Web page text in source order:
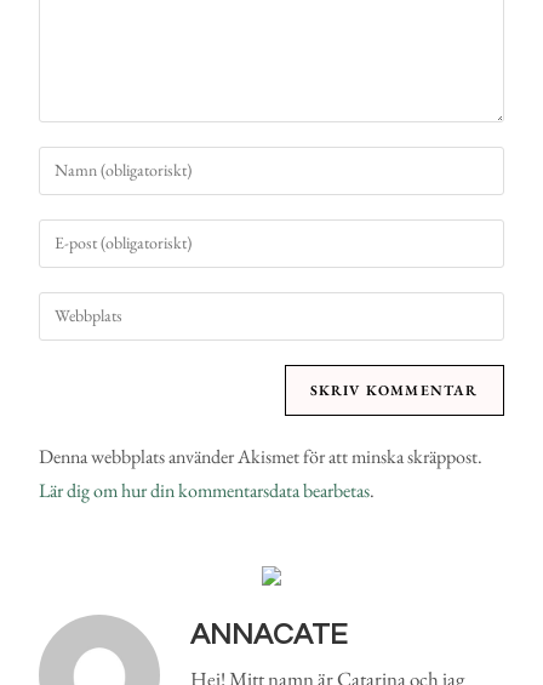
Denna webbplats använder Akismet för att minska skräppost.
Lär dig om hur din kommentarsdata bearbetas.
ANNACATE
Hej! Mitt namn är Catarina och jag